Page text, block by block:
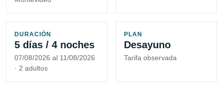
DURACIÓN
5 días / 4 noches
07/08/2026 al 11/08/2026
· 2 adultos
PLAN
Desayuno
Tarifa observada